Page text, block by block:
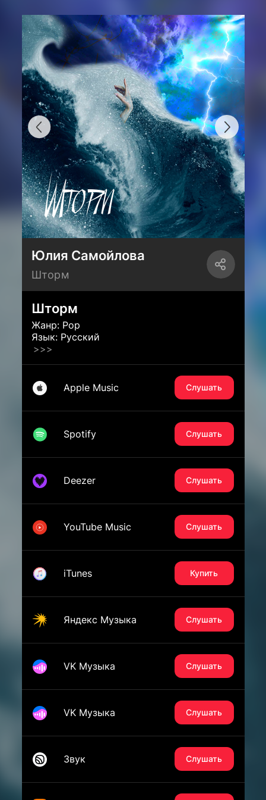
Юлия Самойлова
Шторм
Шторм
Жанр: Pop
Язык: Русский
>>>
Apple Music Слушать
Spotify Слушать
Deezer Слушать
YouTube Music Слушать
iTunes Купить
Яндекс Музыка Слушать
VK Музыка Слушать
VK Музыка Слушать
Звук Слушать